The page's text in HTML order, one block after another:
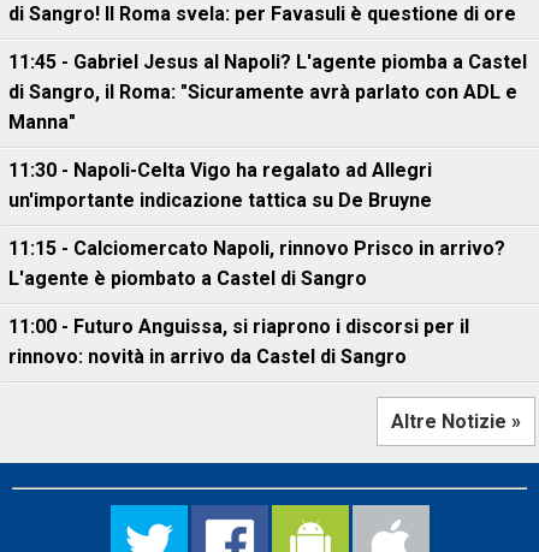
di Sangro! Il Roma svela: per Favasuli è questione di ore
11:45 - Gabriel Jesus al Napoli? L'agente piomba a Castel
di Sangro, il Roma: "Sicuramente avrà parlato con ADL e
Manna"
11:30 - Napoli-Celta Vigo ha regalato ad Allegri
un'importante indicazione tattica su De Bruyne
11:15 - Calciomercato Napoli, rinnovo Prisco in arrivo?
L'agente è piombato a Castel di Sangro
11:00 - Futuro Anguissa, si riaprono i discorsi per il
rinnovo: novità in arrivo da Castel di Sangro
Altre Notizie »